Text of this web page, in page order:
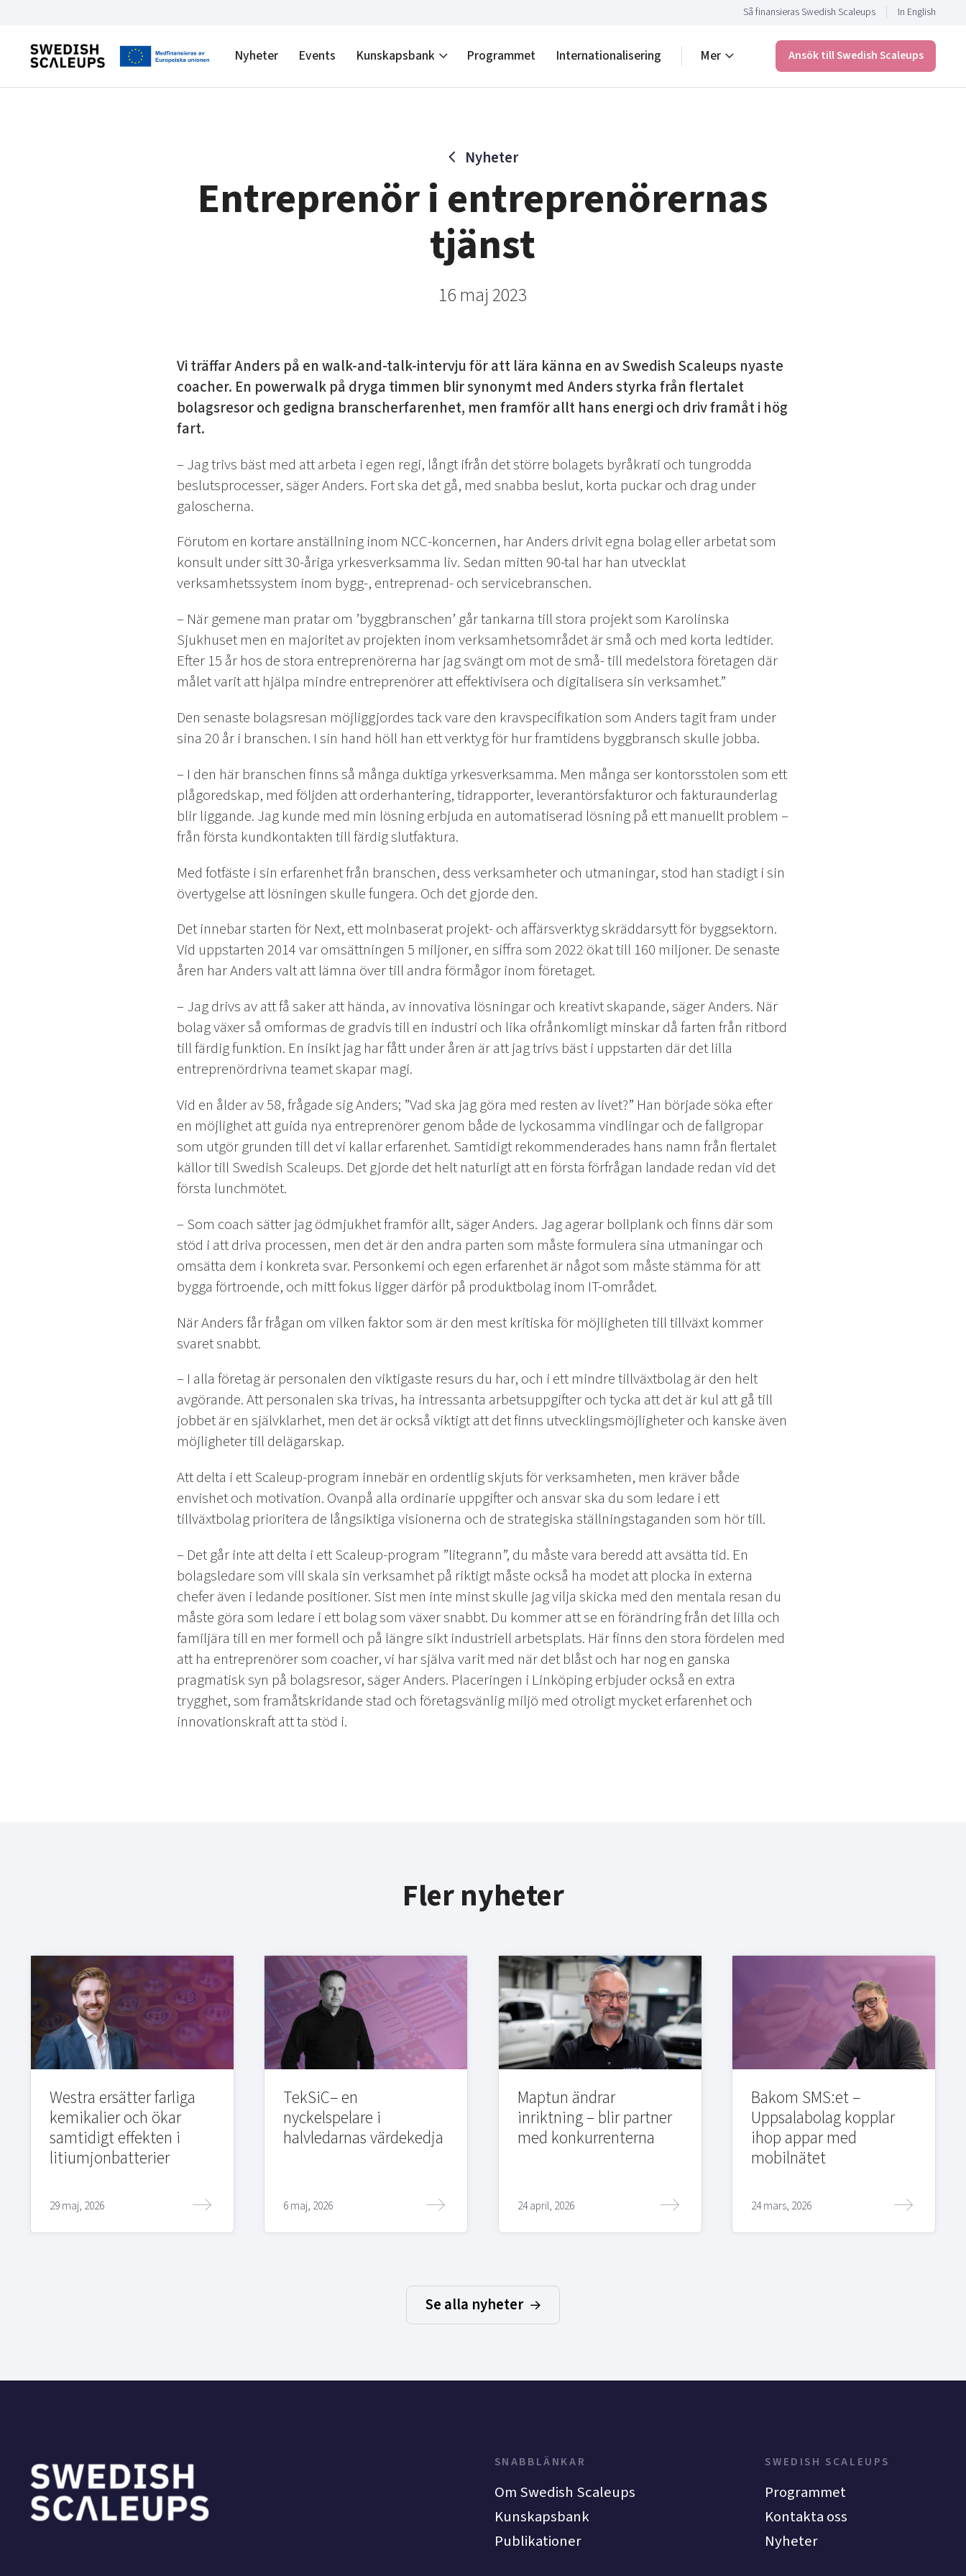
Så finansieras Swedish Scaleups In English
Nyheter Events Kunskapsbank Programmet Internationalisering Mer Ansök till Swedish Scaleups
Nyheter
Entreprenör i entreprenörernas
tjänst
16 maj 2023
Vi träffar Anders på en walk-and-talk-intervju för att lära känna en av Swedish Scaleups nyaste
coacher. En powerwalk på dryga timmen blir synonymt med Anders styrka från flertalet
bolagsresor och gedigna branscherfarenhet, men framför allt hans energi och driv framåt i hög
fart.
– Jag trivs bäst med att arbeta i egen regi, långt ifrån det större bolagets byråkrati och tungrodda
beslutsprocesser, säger Anders. Fort ska det gå, med snabba beslut, korta puckar och drag under
galoscherna.
Förutom en kortare anställning inom NCC-koncernen, har Anders drivit egna bolag eller arbetat som
konsult under sitt 30-åriga yrkesverksamma liv. Sedan mitten 90-tal har han utvecklat
verksamhetssystem inom bygg-, entreprenad- och servicebranschen.
– När gemene man pratar om ’byggbranschen’ går tankarna till stora projekt som Karolinska
Sjukhuset men en majoritet av projekten inom verksamhetsområdet är små och med korta ledtider.
Efter 15 år hos de stora entreprenörerna har jag svängt om mot de små- till medelstora företagen där
målet varit att hjälpa mindre entreprenörer att effektivisera och digitalisera sin verksamhet.”
Den senaste bolagsresan möjliggjordes tack vare den kravspecifikation som Anders tagit fram under
sina 20 år i branschen. I sin hand höll han ett verktyg för hur framtidens byggbransch skulle jobba.
– I den här branschen finns så många duktiga yrkesverksamma. Men många ser kontorsstolen som ett
plågoredskap, med följden att orderhantering, tidrapporter, leverantörsfakturor och fakturaunderlag
blir liggande. Jag kunde med min lösning erbjuda en automatiserad lösning på ett manuellt problem –
från första kundkontakten till färdig slutfaktura.
Med fotfäste i sin erfarenhet från branschen, dess verksamheter och utmaningar, stod han stadigt i sin
övertygelse att lösningen skulle fungera. Och det gjorde den.
Det innebar starten för Next, ett molnbaserat projekt- och affärsverktyg skräddarsytt för byggsektorn.
Vid uppstarten 2014 var omsättningen 5 miljoner, en siffra som 2022 ökat till 160 miljoner. De senaste
åren har Anders valt att lämna över till andra förmågor inom företaget.
– Jag drivs av att få saker att hända, av innovativa lösningar och kreativt skapande, säger Anders. När
bolag växer så omformas de gradvis till en industri och lika ofrånkomligt minskar då farten från ritbord
till färdig funktion. En insikt jag har fått under åren är att jag trivs bäst i uppstarten där det lilla
entreprenördrivna teamet skapar magi.
Vid en ålder av 58, frågade sig Anders; ”Vad ska jag göra med resten av livet?” Han började söka efter
en möjlighet att guida nya entreprenörer genom både de lyckosamma vindlingar och de fallgropar
som utgör grunden till det vi kallar erfarenhet. Samtidigt rekommenderades hans namn från flertalet
källor till Swedish Scaleups. Det gjorde det helt naturligt att en första förfrågan landade redan vid det
första lunchmötet.
– Som coach sätter jag ödmjukhet framför allt, säger Anders. Jag agerar bollplank och finns där som
stöd i att driva processen, men det är den andra parten som måste formulera sina utmaningar och
omsätta dem i konkreta svar. Personkemi och egen erfarenhet är något som måste stämma för att
bygga förtroende, och mitt fokus ligger därför på produktbolag inom IT-området.
När Anders får frågan om vilken faktor som är den mest kritiska för möjligheten till tillväxt kommer
svaret snabbt.
– I alla företag är personalen den viktigaste resurs du har, och i ett mindre tillväxtbolag är den helt
avgörande. Att personalen ska trivas, ha intressanta arbetsuppgifter och tycka att det är kul att gå till
jobbet är en självklarhet, men det är också viktigt att det finns utvecklingsmöjligheter och kanske även
möjligheter till delägarskap.
Att delta i ett Scaleup-program innebär en ordentlig skjuts för verksamheten, men kräver både
envishet och motivation. Ovanpå alla ordinarie uppgifter och ansvar ska du som ledare i ett
tillväxtbolag prioritera de långsiktiga visionerna och de strategiska ställningstaganden som hör till.
– Det går inte att delta i ett Scaleup-program ”litegrann”, du måste vara beredd att avsätta tid. En
bolagsledare som vill skala sin verksamhet på riktigt måste också ha modet att plocka in externa
chefer även i ledande positioner. Sist men inte minst skulle jag vilja skicka med den mentala resan du
måste göra som ledare i ett bolag som växer snabbt. Du kommer att se en förändring från det lilla och
familjära till en mer formell och på längre sikt industriell arbetsplats. Här finns den stora fördelen med
att ha entreprenörer som coacher, vi har själva varit med när det blåst och har nog en ganska
pragmatisk syn på bolagsresor, säger Anders. Placeringen i Linköping erbjuder också en extra
trygghet, som framåtskridande stad och företagsvänlig miljö med otroligt mycket erfarenhet och
innovationskraft att ta stöd i.
Fler nyheter
Westra ersätter farliga
kemikalier och ökar
samtidigt effekten i
litiumjonbatterier
29 maj, 2026
TekSiC– en
nyckelspelare i
halvledarnas värdekedja
6 maj, 2026
Maptun ändrar
inriktning – blir partner
med konkurrenterna
24 april, 2026
Bakom SMS:et –
Uppsalabolag kopplar
ihop appar med
mobilnätet
24 mars, 2026
Se alla nyheter
SNABBLÄNKAR
Om Swedish Scaleups
Kunskapsbank
Publikationer
SWEDISH SCALEUPS
Programmet
Kontakta oss
Nyheter